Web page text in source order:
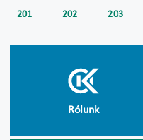
201 202 203
Rólunk